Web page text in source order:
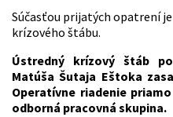
Súčasťou prijatých opatrení
krízového štábu.
Ústredný krízový štáb
Matúša Šutaja Eštoka
Operatívne riadenie
odborná pracovná skupina.